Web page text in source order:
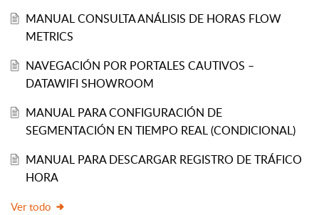
MANUAL CONSULTA ANÁLISIS DE HORAS FLOW
METRICS
NAVEGACIÓN POR PORTALES CAUTIVOS –
DATAWIFI SHOWROOM
MANUAL PARA CONFIGURACIÓN DE
SEGMENTACIÓN EN TIEMPO REAL (CONDICIONAL)
MANUAL PARA DESCARGAR REGISTRO DE TRÁFICO
HORA
Ver todo